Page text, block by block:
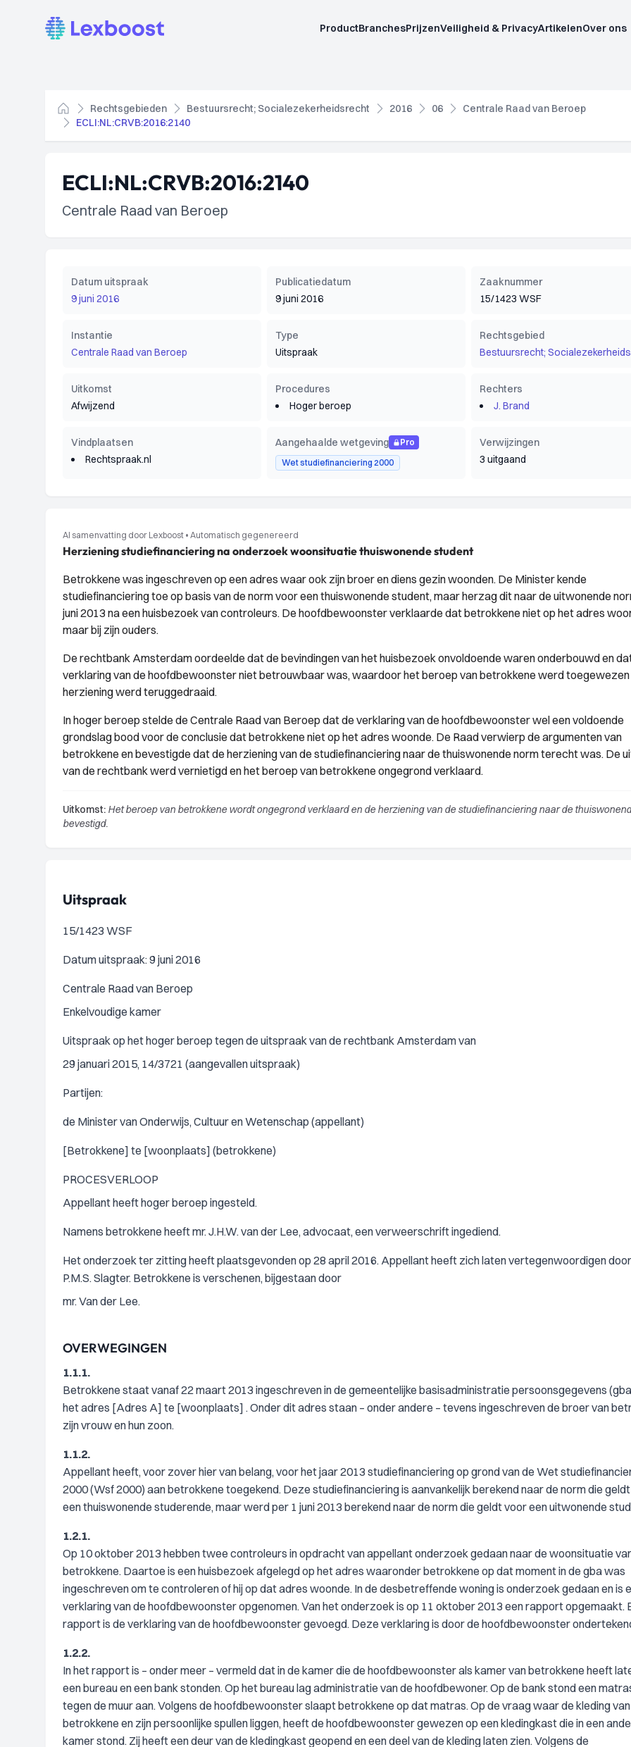
Lexboost ProductBranchesPrijzenVeiligheid & PrivacyArtikelenOver ons
Home
Rechtsgebieden Bestuursrecht; Socialezekerheidsrecht 2016 06
Centrale Raad van Beroep
ECLI:NL:CRVB:2016:2140
ECLI:NL:CRVB:2016:2140
Centrale Raad van Beroep
Datum uitspraak
9 juni 2016
Publicatiedatum
9 juni 2016
Zaaknummer
15/1423 WSF
Instantie
Centrale Raad van Beroep
Type
Uitspraak
Rechtsgebied
Bestuursrecht;
Uitkomst
Afwijzend
Procedures
Hoger beroep
Rechters
J. Brand
Vindplaatsen
Rechtspraak.nl
Aangehaalde wetgeving
Pro
Wet studiefinanciering 2000
Verwijzingen
3 uitgaand
AI samenvatting door Lexboost • Automatisch gegenereerd
Herziening studiefinanciering na onderzoek woonsituatie thuiswonende student
Betrokkene was ingeschreven op een adres waar ook zijn broer en diens gezin woonden. De Minister kende
studiefinanciering toe op basis van de norm voor een thuiswonende student, maar herzag dit naar de uitwonende
juni 2013 na een huisbezoek van controleurs. De hoofdbewoonster verklaarde dat betrokkene niet op het adres
maar bij zijn ouders.
De rechtbank Amsterdam oordeelde dat de bevindingen van het huisbezoek onvoldoende waren onderbouwd en
verklaring van de hoofdbewoonster niet betrouwbaar was, waardoor het beroep van betrokkene werd toegewezen
herziening werd teruggedraaid.
In hoger beroep stelde de Centrale Raad van Beroep dat de verklaring van de hoofdbewoonster wel een voldoende
grondslag bood voor de conclusie dat betrokkene niet op het adres woonde. De Raad verwierp de argumenten van
betrokkene en bevestigde dat de herziening van de studiefinanciering naar de thuiswonende norm terecht was. De
van de rechtbank werd vernietigd en het beroep van betrokkene ongegrond verklaard.
Uitkomst: Het beroep van betrokkene wordt ongegrond verklaard en de herziening van de studiefinanciering naar de
bevestigd.
Uitspraak
15/1423 WSF
Datum uitspraak: 9 juni 2016
Centrale Raad van Beroep
Enkelvoudige kamer
Uitspraak op het hoger beroep tegen de uitspraak van de rechtbank Amsterdam van
29 januari 2015, 14/3721 (aangevallen uitspraak)
Partijen:
de Minister van Onderwijs, Cultuur en Wetenschap (appellant)
[Betrokkene] te [woonplaats] (betrokkene)
PROCESVERLOOP
Appellant heeft hoger beroep ingesteld.
Namens betrokkene heeft mr. J.H.W. van der Lee, advocaat, een verweerschrift ingediend.
Het onderzoek ter zitting heeft plaatsgevonden op 28 april 2016. Appellant heeft zich laten vertegenwoordigen
P.M.S. Slagter. Betrokkene is verschenen, bijgestaan door
mr. Van der Lee.
OVERWEGINGEN
1.1.1.
Betrokkene staat vanaf 22 maart 2013 ingeschreven in de gemeentelijke basisadministratie persoonsgegevens
het adres [Adres A] te [woonplaats] . Onder dit adres staan – onder andere – tevens ingeschreven de broer van
zijn vrouw en hun zoon.
1.1.2.
Appellant heeft, voor zover hier van belang, voor het jaar 2013 studiefinanciering op grond van de Wet
2000 (Wsf 2000) aan betrokkene toegekend. Deze studiefinanciering is aanvankelijk berekend naar de norm die
een thuiswonende studerende, maar werd per 1 juni 2013 berekend naar de norm die geldt voor een uitwonende
1.2.1.
Op 10 oktober 2013 hebben twee controleurs in opdracht van appellant onderzoek gedaan naar de woonsituatie
betrokkene. Daartoe is een huisbezoek afgelegd op het adres waaronder betrokkene op dat moment in de gba was
ingeschreven om te controleren of hij op dat adres woonde. In de desbetreffende woning is onderzoek gedaan en is
verklaring van de hoofdbewoonster opgenomen. Van het onderzoek is op 11 oktober 2013 een rapport opgemaakt.
rapport is de verklaring van de hoofdbewoonster gevoegd. Deze verklaring is door de hoofdbewoonster
1.2.2.
In het rapport is – onder meer – vermeld dat in de kamer die de hoofdbewoonster als kamer van betrokkene heeft
een bureau en een bank stonden. Op het bureau lag administratie van de hoofdbewoner. Op de bank stond een
tegen de muur aan. Volgens de hoofdbewoonster slaapt betrokkene op dat matras. Op de vraag waar de kleding van
betrokkene en zijn persoonlijke spullen liggen, heeft de hoofdbewoonster gewezen op een kledingkast die in een
kamer stond. Zij heeft een deur van de kledingkast geopend en een deel van de kleding laten zien. Volgens de